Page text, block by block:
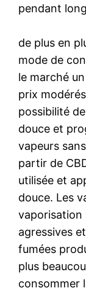
pendant
de plus en
mode de
le marché
prix
possibilité
douce et
vapeurs
partir de
utilisée et
douce. Les
vaporisation
agressives
fumées
plus
consommer